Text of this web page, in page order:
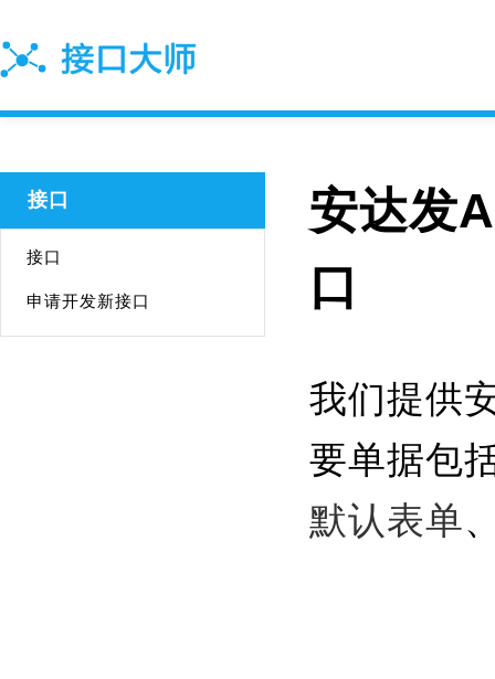
接口
接口
申请开发新接口
安达发
口
我们提供
要单据包
默认表单